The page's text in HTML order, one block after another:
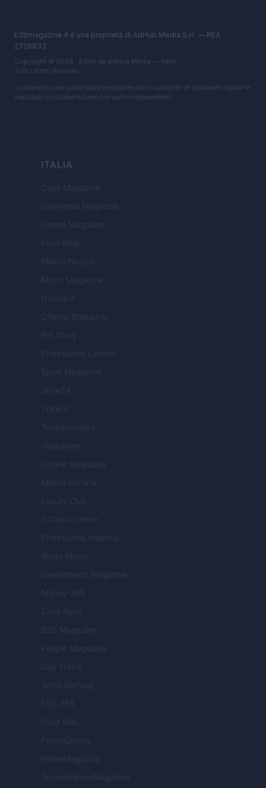
b2bmagazine.it è una proprietà di AdHub Media S.r.l. — REA
2729933
Copyright © 2026 · Edito da AdHub Media — Italia
Tutti i diritti riservati
I contenuti sono curati dalla redazione con il supporto di strumenti digitali e
realizzati in collaborazione con autori indipendenti.
ITALIA
Casa Magazine
Cineverse Magazine
Donne Magazine
Food Blog
Milano Notizie
Motor Magazine
Notizie.it
Offerte Shopping
Pet Story
Professione Lavoro
Sport Magazine
Style24
Think.it
Tuobenessere
Viaggiamo
Nonne Magazine
Milano Cortina
Luxury Club
Il Calcio Online
Professione mamma
World Music
Investimenti Magazine
Money 365
Zona Nerd
B2B Magazine
People Magazine
Day Travel
Tutto Gaming
ESG 365
Food Wiki
FuturoDonna
HomeMagazine
SecondHomeMagazine